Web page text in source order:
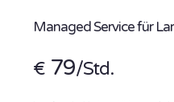
Managed Service für
€ 79/Std.